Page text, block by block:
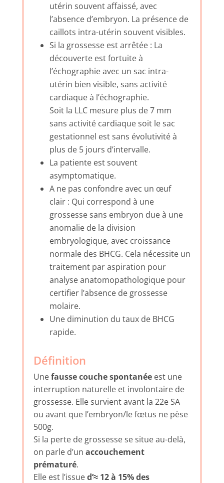
utérin souvent affaissé, avec
l’absence d’embryon. La présence de
caillots intra-utérin souvent visibles.
Si la grossesse est arrêtée : La
découverte est fortuite à
l’échographie avec un sac intra-
utérin bien visible, sans activité
cardiaque à l’échographie.
Soit la LLC mesure plus de 7 mm
sans activité cardiaque soit le sac
gestationnel est sans évolutivité à
plus de 5 jours d’intervalle.
La patiente est souvent
asymptomatique.
A ne pas confondre avec un œuf
clair : Qui correspond à une
grossesse sans embryon due à une
anomalie de la division
embryologique, avec croissance
normale des BHCG. Cela nécessite un
traitement par aspiration pour
analyse anatomopathologique pour
certifier l’absence de grossesse
molaire.
Une diminution du taux de BHCG
rapide.
Définition
Unefausse couche spontanéeest une
interruption naturelle et involontaire de
grossesse. Elle survient avant la 22e SA
ou avant que l’embryon/le fœtus ne pèse
500g.
Si la perte de grossesse se situe au-delà,
on parle d’un accouchement
prématuré.
Elle est l’issued’≈ 12 à 15% des